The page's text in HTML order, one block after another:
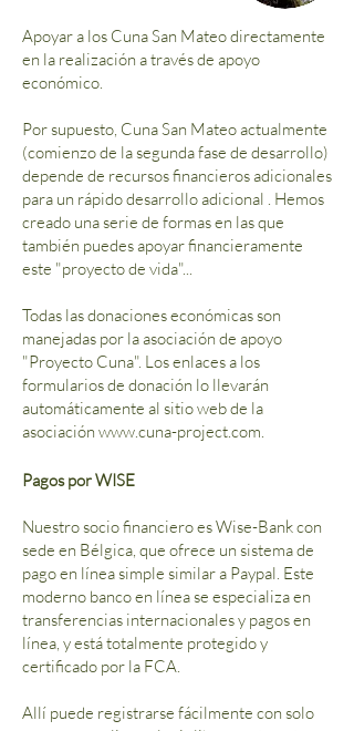
Apoyar a los Cuna San Mateo directamente
en la realización a través de apoyo
económico.
Por supuesto, Cuna San Mateo actualmente
(comienzo de la segunda fase de desarrollo)
depende de recursos financieros adicionales
para un rápido desarrollo adicional . Hemos
creado una serie de formas en las que
también puedes apoyar financieramente
este "proyecto de vida"...
Todas las donaciones económicas son
manejadas por la asociación de apoyo
"Proyecto Cuna". Los enlaces a los
formularios de donación lo llevarán
automáticamente al sitio web de la
asociación www.cuna-project.com.
Pagos por WISE
Nuestro socio financiero es Wise-Bank con
sede en Bélgica, que ofrece un sistema de
pago en línea simple similar a Paypal. Este
moderno banco en línea se especializa en
transferencias internacionales y pagos en
línea, y está totalmente protegido y
certificado por la FCA.
Allí puede registrarse fácilmente con solo